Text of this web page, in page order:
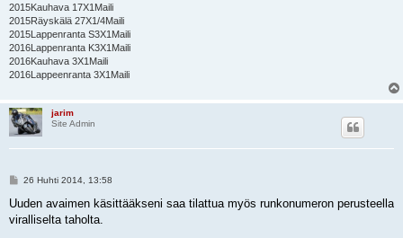
2015Kauhava 17X1Maili
2015Räyskälä 27X1/4Maili
2015Lappenranta S3X1Maili
2016Lappenranta K3X1Maili
2016Kauhava 3X1Maili
2016Lappeenranta 3X1Maili
jarim
Site Admin
V
e
t
26 Huhti 2014, 13:58
Uuden avaimen käsittääkseni saa tilattua myös runkonumeron perusteella
viralliselta taholta.